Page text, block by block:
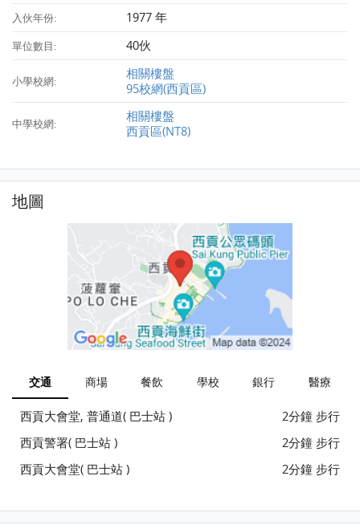
入伙年份: 1977 年
單位數目: 40伙
小學校網:
相關樓盤
95校網(西貢區)
中學校網:
相關樓盤
西貢區(NT8)
地圖
交通 商場 餐飲 學校 銀行 醫療
西貢大會堂, 普通道( 巴士站 )
2分鐘 步行
西貢警署( 巴士站 )
2分鐘 步行
西貢大會堂( 巴士站 )
2分鐘 步行